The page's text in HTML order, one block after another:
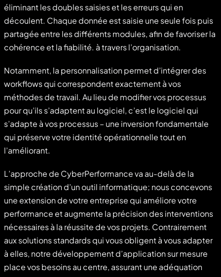
éliminant les doubles saisies et les erreurs qui en
découlent. Chaque donnée est saisie une seule fois puis
partagée entre les différents modules, afin de favoriser la
cohérence et la fiabilité. à travers l’organisation.
Notamment, la personnalisation permet d’intégrer des
workflows qui correspondent exactement à vos
méthodes de travail. Au lieu de modifier vos processus
pour qu’ils s’adaptent au logiciel, c’est le logiciel qui
s’adapte à vos processus – une inversion fondamentale
qui préserve votre identité opérationnelle tout en
l’améliorant.
L’approche de CyberPerformance va au-delà de la
simple création d’un outil informatique; nous concevons
une extension de votre entreprise qui améliore votre
performance et augmente la précision des interventions
nécessaires à la réussite de vos projets. Contrairement
aux solutions standards qui vous obligent à vous adapter
à elles, notre développement d’application sur mesure
place vos besoins au centre, assurant une adéquation